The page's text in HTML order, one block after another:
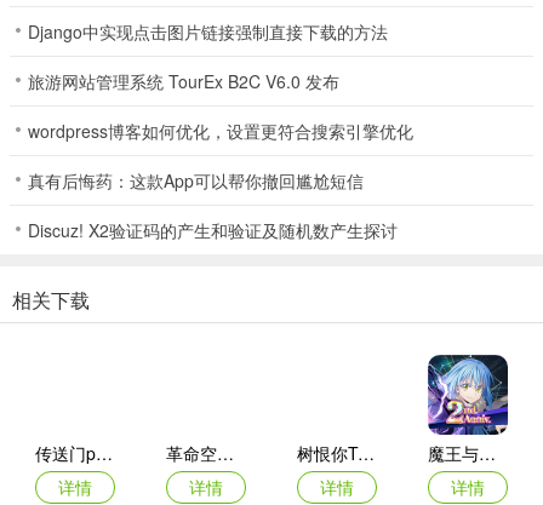
1、随机生成机制与高重玩性
每次开局地图布局、神像位置及怪物巡逻路线完全随机，废弃建筑的
配隐藏的线索与工具位置变化，确保每次游戏都是全新的生死挑战。
2、极致潜行与心理博弈
核心玩法围绕躲避致命怪物“the occupant”，玩家需精准控制行动音
存活关键。
第一人称视角搭配暗黑视觉风格，高对比光影与斑驳场景纹理强化压
抑感，全程无对话的极简叙事让玩家完全代入紧张情境。怪物逼近时
的脚步声、喘息声与突然袭击的音效设计，构建出令人窒息的压迫
感。
Django中实现点击图片链接强制直接下载的方法
旅游网站管理系统 TourEx B2C V6.0 发布
wordpress博客如何优化，设置更符合搜索引擎优化
真有后悔药：这款App可以帮你撤回尴尬短信
Discuz! X2验证码的产生和验证及随机数产生探讨
相关下载
传送门portal手机移植版
详情
革命空闲(Revolution Idle)
详情
树恨你Trees Hate You
详情
魔王与龙的建国谭
详情